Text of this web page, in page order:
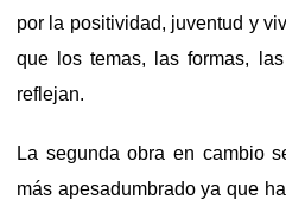
por la positividad, juventud y
que los temas, las formas,
reflejan.
La segunda obra en cambio
más apesadumbrado ya que